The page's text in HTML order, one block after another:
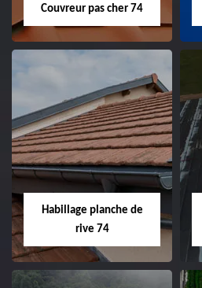
Couvreur pas cher 74
Habillage planche de
rive 74